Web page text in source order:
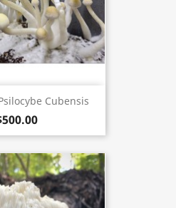
Cubensis